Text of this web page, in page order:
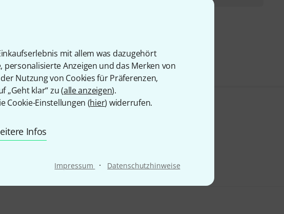
mit allem was dazugehört
personalisierte Anzeigen und das Merken von
Nutzung von Cookies für Präferenzen,
„Geht klar“ zu (alle anzeigen).
Cookie-Einstellungen (hier) widerrufen.
Infos
Impressum · Datenschutzhinweise